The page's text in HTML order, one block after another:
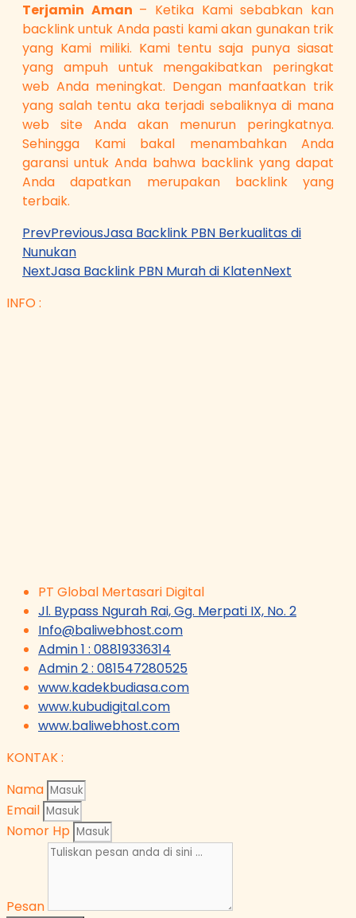
Terjamin Aman – Ketika Kami sebabkan kan
backlink untuk Anda pasti kami akan gunakan trik
yang Kami miliki. Kami tentu saja punya siasat
yang ampuh untuk mengakibatkan peringkat
web Anda meningkat. Dengan manfaatkan trik
yang salah tentu aka terjadi sebaliknya di mana
web site Anda akan menurun peringkatnya.
Sehingga Kami bakal menambahkan Anda
garansi untuk Anda bahwa backlink yang dapat
Anda dapatkan merupakan backlink yang
terbaik.
PrevPreviousJasa Backlink PBN Berkualitas di
Nunukan
NextJasa Backlink PBN Murah di KlatenNext
INFO :
PT Global Mertasari Digital
Jl. Bypass Ngurah Rai, Gg. Merpati IX, No. 2
Info@baliwebhost.com
Admin 1 : 08819336314
Admin 2 : 081547280525
www.kadekbudiasa.com
www.kubudigital.com
www.baliwebhost.com
KONTAK :
Nama
Email
Nomor Hp
Pesan